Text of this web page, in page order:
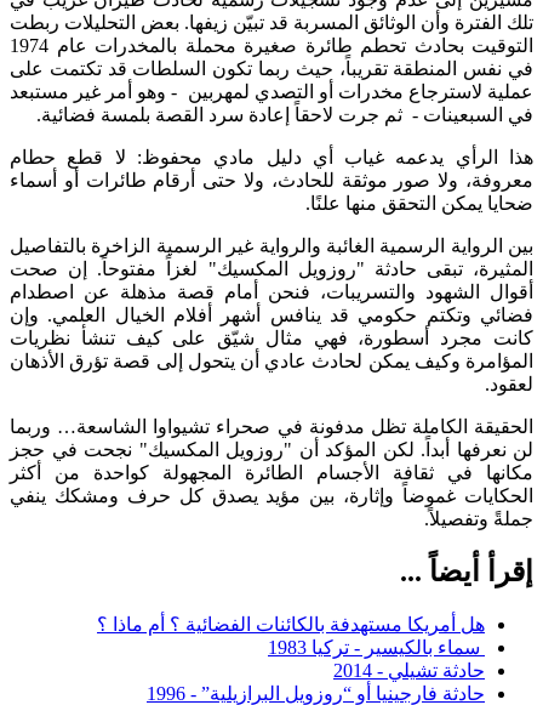
تلك الفترة وأن الوثائق المسربة قد تبيّن زيفها. بعض التحليلات ربطت
التوقيت بحادث تحطم طائرة صغيرة محملة بالمخدرات عام 1974
في نفس المنطقة تقريباً، حيث ربما تكون السلطات قد تكتمت على
عملية لاسترجاع مخدرات أو التصدي لمهربين - وهو أمر غير مستبعد
في السبعينات - ثم جرت لاحقاً إعادة سرد القصة بلمسة فضائية​.
هذا الرأي يدعمه غياب أي دليل مادي محفوظ: لا قطع حطام
معروفة، ولا صور موثقة للحادث، ولا حتى أرقام طائرات أو أسماء
ضحايا يمكن التحقق منها علنًا.
بين الرواية الرسمية الغائبة والرواية غير الرسمية الزاخرة بالتفاصيل
المثيرة، تبقى حادثة "روزويل المكسيك" لغزاً مفتوحاً. إن صحت
أقوال الشهود والتسريبات، فنحن أمام قصة مذهلة عن اصطدام
فضائي وتكتم حكومي قد ينافس أشهر أفلام الخيال العلمي. وإن
كانت مجرد أسطورة، فهي مثال شيّق على كيف تنشأ نظريات
المؤامرة وكيف يمكن لحادث عادي أن يتحول إلى قصة تؤرق الأذهان
لعقود.
الحقيقة الكاملة تظل مدفونة في صحراء تشيواوا الشاسعة… وربما
لن نعرفها أبداً. لكن المؤكد أن "روزويل المكسيك" نجحت في حجز
مكانها في ثقافة الأجسام الطائرة المجهولة كواحدة من أكثر
الحكايات غموضاً وإثارة، بين مؤيد يصدق كل حرف ومشكك ينفي
جملةً وتفصيلاً.
إقرأ أيضاً ...
هل أمريكا مستهدفة بالكائنات الفضائية ؟ أم ماذا ؟
سماء بالكيسير - تركيا 1983
حادثة تشيلي - 2014
حادثة فارجينيا أو “روزويل البرازيلية” - 1996